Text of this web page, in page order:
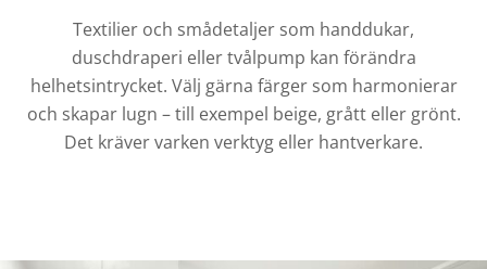
Textilier och smådetaljer som handdukar,
duschdraperi eller tvålpump kan förändra
helhetsintrycket. Välj gärna färger som harmonierar
och skapar lugn – till exempel beige, grått eller grönt.
Det kräver varken verktyg eller hantverkare.